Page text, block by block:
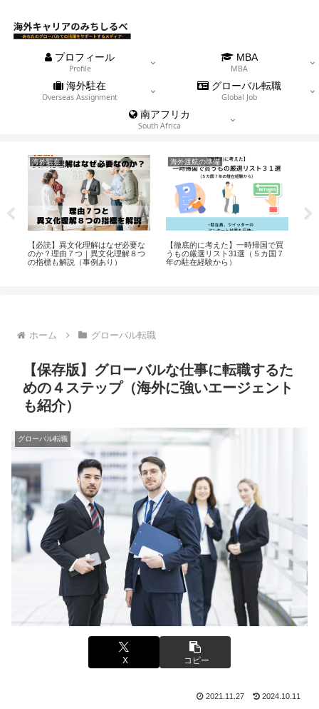
プロフィール
Profile
MBA
MBA
海外駐在
Overseas Assignment
グローバル転職
Global Job
南アフリカ
South Africa
海外駐在
【必読】異文化理解はなぜ必要な
のか？理由７つ｜異文化理解８つ
の指標も解説（事例あり）
海外渡航の準備
【徹底的に考えた】一時帰国で買
うもの厳選リスト31選（５カ国７
年の駐在経験から）
ホーム グローバル転職
【保存版】グローバルな仕事に転職するた
めの４ステップ（海外に強いエージェント
も紹介）
グローバル転職
X コピー
2021.11.27 2024.10.11